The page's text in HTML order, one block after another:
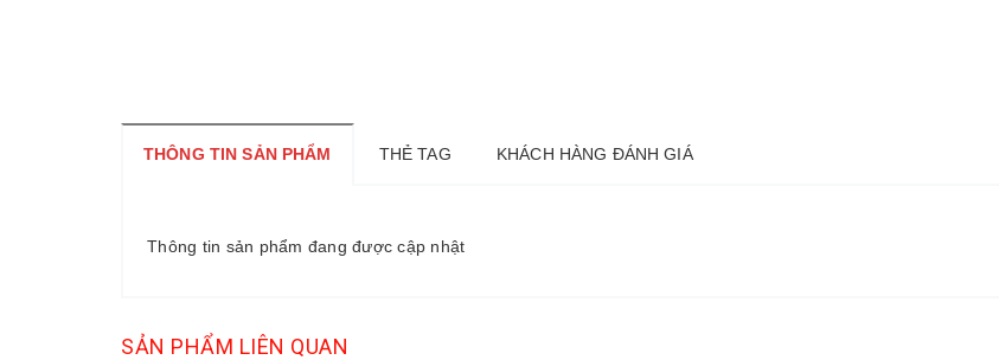
THÔNG TIN SẢN PHẨM THẺ TAG KHÁCH HÀNG ĐÁNH GIÁ
Thông tin sản phẩm đang được cập nhật
SẢN PHẨM LIÊN QUAN